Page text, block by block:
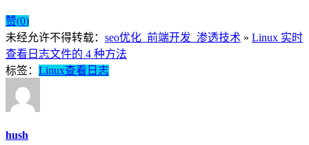
赞(0)
未经允许不得转载： seo优化_前端开发_渗透技术 » Linux 实时
查看日志文件的 4 种方法
标签： Linux查看日志
hush